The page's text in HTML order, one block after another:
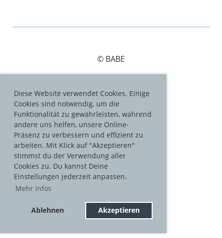
Diese Website verwendet Cookies. Einige
Cookies sind notwendig, um die
Funktionalität zu gewährleisten, während
andere uns helfen, unsere Online-
Präsenz zu verbessern und effizient zu
arbeiten. Mit Klick auf "Akzeptieren"
stimmst du der Verwendung aller
Cookies zu. Du kannst Deine
Einstellungen jederzeit anpassen.
Mehr Infos
Ablehnen Akzeptieren
© BABE
Impressum
Datenschutz
Folge uns: